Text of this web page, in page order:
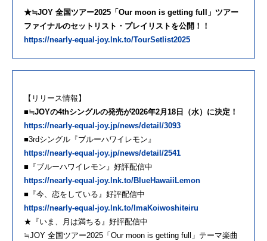
★≒JOY 全国ツアー2025「Our moon is getting full」ツアー
ファイナルのセットリスト・プレイリストを公開！！
https://nearly-equal-joy.lnk.to/TourSetlist2025
【リリース情報】
■≒JOYの4thシングルの発売が2026年2月18日（水）に決定！
https://nearly-equal-joy.jp/news/detail/3093
■3rdシングル『ブルーハワイレモン』
https://nearly-equal-joy.jp/news/detail/2541
■『ブルーハワイレモン』好評配信中
https://nearly-equal-joy.lnk.to/BlueHawaiiLemon
■『今、恋をしている』好評配信中
https://nearly-equal-joy.lnk.to/ImaKoiwoshiteiru
★『いま、月は満ちる』好評配信中
≒JOY 全国ツアー2025「Our moon is getting full」テーマ楽曲